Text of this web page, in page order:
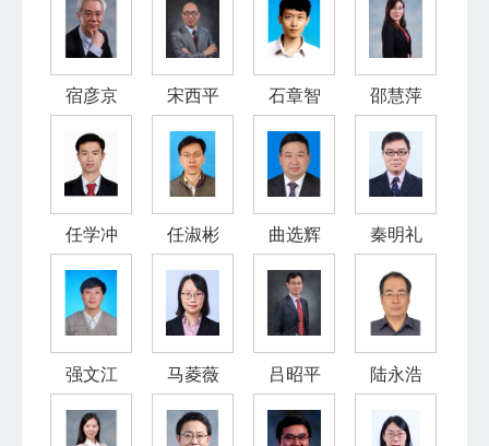
宿彦京 宋西平 石章智 邵慧萍
任学冲 任淑彬 曲选辉 秦明礼
强文江 马菱薇 吕昭平 陆永浩